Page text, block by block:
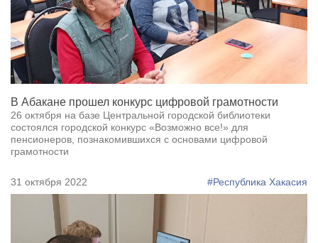
В Абакане прошел конкурс цифровой грамотности
26 октября на базе Центральной городской библиотеки
состоялся городской конкурс «Возможно все!» для
пенсионеров, познакомившихся с основами цифровой
грамотности
31 октября 2022 #Республика Хакасия